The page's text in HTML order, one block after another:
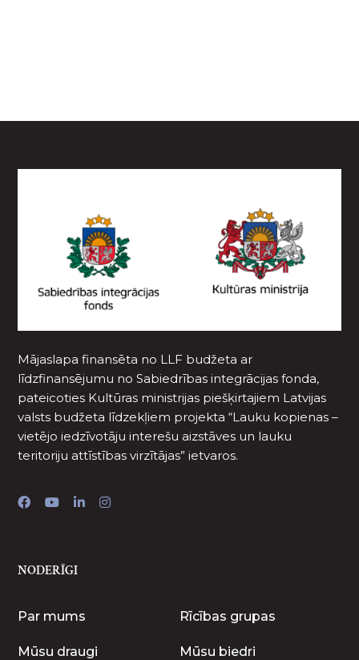
Mājaslapa finansēta no LLF budžeta ar
līdzfinansējumu no Sabiedrības integrācijas fonda,
pateicoties Kultūras ministrijas piešķirtajiem Latvijas
valsts budžeta līdzekļiem projekta “Lauku kopienas –
vietējo iedzīvotāju interešu aizstāves un lauku
teritoriju attīstības virzītājas” ietvaros.
NODERĪGI
Par mums Rīcības grupas
Mūsu draugi Mūsu biedri